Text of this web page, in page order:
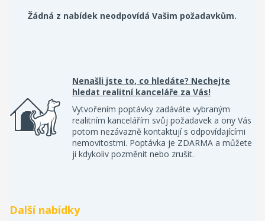
Žádná z nabídek neodpovídá Vašim požadavkům.
Nenašli jste to, co hledáte? Nechejte
hledat realitní kanceláře za Vás!
Vytvořením poptávky zadáváte vybraným
realitním kancelářím svůj požadavek a ony Vás
potom nezávazně kontaktují s odpovídajícími
nemovitostmi. Poptávka je ZDARMA a můžete
ji kdykoliv pozměnit nebo zrušit.
Další nabídky